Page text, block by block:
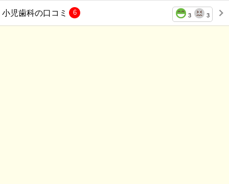
小児歯科の口コミ 3 3
6